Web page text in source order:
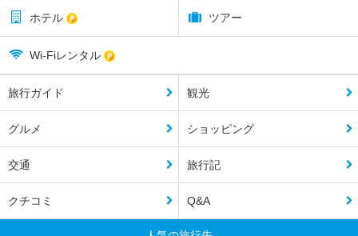
ホテル ツアー
Wi-Fiレンタル
旅行ガイド 観光
グルメ ショッピング
交通 旅行記
クチコミ Q&A